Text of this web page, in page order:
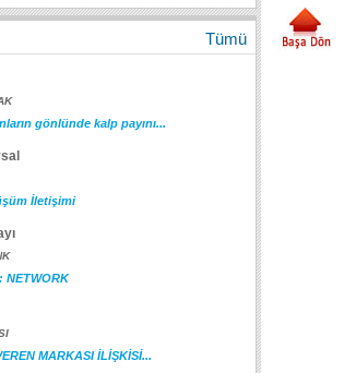
Tümü
gönlünde kalp payını...
İletişimi
NETWORK
MARKASI İLİŞKİSİ...